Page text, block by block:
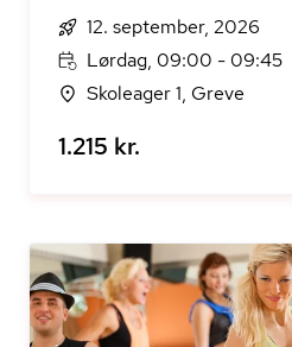
12. september, 2026
Lørdag, 09:00 - 09:45
Skoleager 1, Greve
1.215 kr.